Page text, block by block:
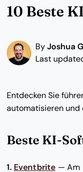
10 Beste
By Joshua
Last
Entdecken Sie
automatisieren und
Beste KI-
1. Eventbrite — Am